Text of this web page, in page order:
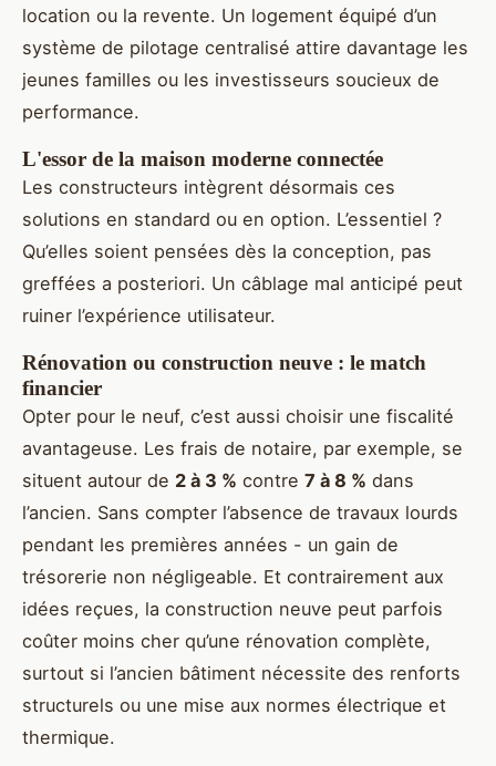
location ou la revente. Un logement équipé d’un
système de pilotage centralisé attire davantage les
jeunes familles ou les investisseurs soucieux de
performance.
L'essor de la maison moderne connectée
Les constructeurs intègrent désormais ces
solutions en standard ou en option. L’essentiel ?
Qu’elles soient pensées dès la conception, pas
greffées a posteriori. Un câblage mal anticipé peut
ruiner l’expérience utilisateur.
Rénovation ou construction neuve : le match
financier
Opter pour le neuf, c’est aussi choisir une fiscalité
avantageuse. Les frais de notaire, par exemple, se
situent autour de 2 à 3 % contre 7 à 8 % dans
l’ancien. Sans compter l’absence de travaux lourds
pendant les premières années - un gain de
trésorerie non négligeable. Et contrairement aux
idées reçues, la construction neuve peut parfois
coûter moins cher qu’une rénovation complète,
surtout si l’ancien bâtiment nécessite des renforts
structurels ou une mise aux normes électrique et
thermique.